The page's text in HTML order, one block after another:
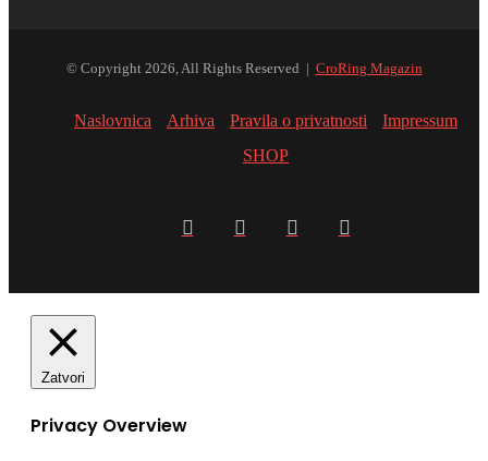
© Copyright 2026, All Rights Reserved | CroRing Magazin
Naslovnica Arhiva Pravila o privatnosti
Impressum
SHOP
FacebookTwitter YouTube
Zatvori
Privacy Overview